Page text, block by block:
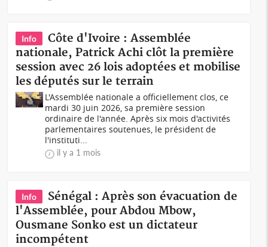
Info
Côte d'Ivoire : Assemblée
nationale, Patrick Achi clôt la première
session avec 26 lois adoptées et mobilise
les députés sur le terrain
L'Assemblée nationale a officiellement clos, ce
mardi 30 juin 2026, sa première session
ordinaire de l'année. Après six mois d'activités
parlementaires soutenues, le président de
l'instituti...
il y a 1 mois
Info
Sénégal : Après son évacuation de
l'Assemblée, pour Abdou Mbow,
Ousmane Sonko est un dictateur
incompétent